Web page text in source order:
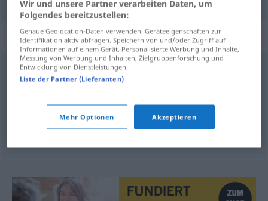
Synonyme für "Trübsal"
Trübsinn,Schwermut,Traurigkeit
(fachspr., medizinisch),Wehmut
Wir und unsere Partner verarbeiten Daten, um
Folgendes bereitzustellen:
Genaue Geolocation-Daten verwenden. Geräteeigenschaften zur
Identifikation aktiv abfragen. Speichern von und/oder Zugriff auf
Informationen auf einem Gerät. Personalisierte Werbung und Inhalte,
Messung von Werbung und Inhalten, Zielgruppenforschung und
Entwicklung von Dienstleistungen.
Liste der Partner (Lieferanten)
Mehr Optionen Akzeptieren